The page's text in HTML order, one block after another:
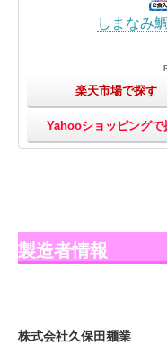
しまなみ
楽天市場で探す
Yahooショッピングで
製造者情報
株式会社久保田麺業